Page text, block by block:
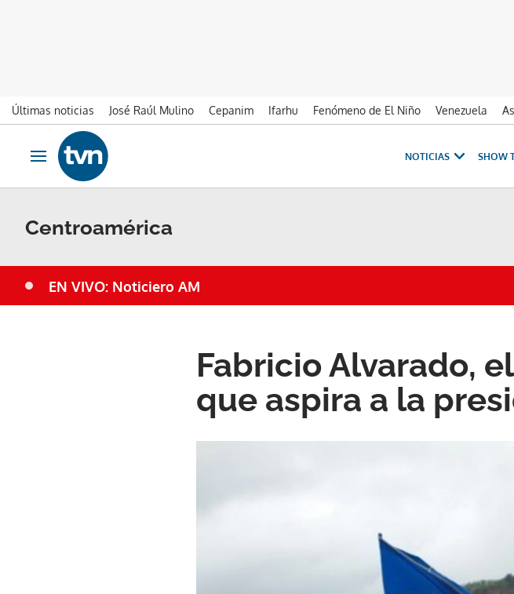
Últimas noticias José Raúl Mulino Cepanim Ifarhu Fenómeno de El Niño Venezuela
Ir al contenido
Obrir navegació
NOTICIAS SHOW
Centroamérica
EN VIVO: Noticiero AM
Fabricio Alvarado,
que aspira a la